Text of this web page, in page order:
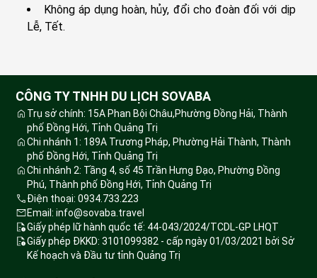
Không áp dụng hoàn, hủy, đổi cho đoàn đối với dịp
Lễ, Tết.
CÔNG TY TNHH DU LỊCH SOVABA
Trụ sở chính: 15A Phan Bội Châu,Phường Đồng Hải, Thành
phố Đồng Hới, Tỉnh Quảng Trị
Chi nhánh 1: 189A Trương Pháp, Phường Hải Thành, Thành
phố Đồng Hới, Tỉnh Quảng Trị
Chi nhánh 2: Tầng 4, số 45 Trần Hưng Đạo, Phường Đồng
Phú, Thành phố Đồng Hới, Tỉnh Quảng Trị
Điện thoại: 0934.733.223
Email: info@sovaba.travel
Giấy phép lữ hành quốc tế: 44-043/2024/TCDL-GP LHQT
Giấy phép ĐKKD: 3101099382 - cấp ngày 01/03/2021 bởi Sở
Kế hoạch và Đầu tư tỉnh Quảng Trị